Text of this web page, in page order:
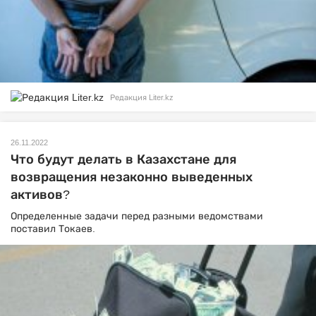
Редакция Liter.kz
26.11.2022
Что будут делать в Казахстане для
возвращения незаконно выведенных
активов?
Определенные задачи перед разными ведомствами
поставил Токаев.